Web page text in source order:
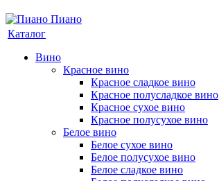
Каталог
Вино
Красное вино
Красное сладкое вино
Красное полусладкое вино
Красное сухое вино
Красное полусухое вино
Белое вино
Белое сухое вино
Белое полусухое вино
Белое сладкое вино